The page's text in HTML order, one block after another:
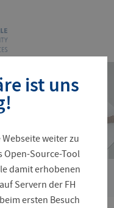
Susanne
ist uns
weiter zu
Open-Source-Tool
damit erhobenen
Servern der FH
ersten Besuch